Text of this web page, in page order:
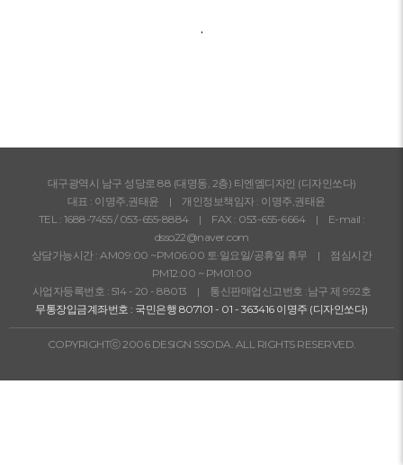
.
대구광역시 남구 성당로 88 (대명동, 2층) 티엔엠디자인 (디자인쏘다)
대표 : 이명주,권태윤 | 개인정보책임자 : 이명주,권태윤
TEL : 1688-7455/ 053-655-8884| FAX : 053-655-6664 | E-mail :
dsso22@naver.com
상담가능시간 : AM09:00 ~PM06:00 토·일요일/공휴일 휴무 | 점심시간
PM12:00 ~ PM01:00
사업자등록번호 : 514 - 20 - 88013 | 통신판매업신고번호 :남구 제 992호
무통장입금계좌번호 : 국민은행 807101 - 01 - 363416 이명주 (디자인쏘다)
COPYRIGHTⓒ 2006 DESIGN SSODA. ALL RIGHTS RESERVED.